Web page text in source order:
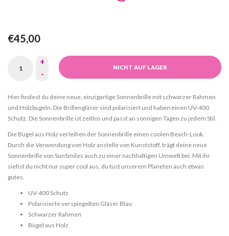
€45,00
+
-
NICHT AUF LAGER
Hier findest du deine neue, einzigartige Sonnenbrille mit schwarzer Rahmen
und Holzbügeln. Die Brillengläser sind polarisiert und haben einen UV-400
Schutz. Die Sonnenbrille ist zeitlos und passt an sonnigen Tagen zu jedem Stil.
Die Bügel aus Holz verleihen der Sonnenbrille einen coolen Beach-Look.
Durch die Verwendung von Holz anstelle von Kunststoff, trägt deine neue
Sonnenbrille von SunSmiles auch zu einer nachhaltigen Umwelt bei. Mit ihr
siehst du nicht nur super cool aus, du tust unserem Planeten auch etwas
gutes.
UV-400 Schutz
Polarisierte verspiegelten Gläser Blau
Schwarzer Rahmen
Bügel aus Holz